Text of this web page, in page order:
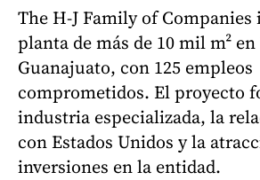
The H-J Family of
planta de más de 10 mil m²
Guanajuato, con 125 empleos
comprometidos. El proyecto
industria especializada, la
con Estados Unidos y la
inversiones en la entidad.